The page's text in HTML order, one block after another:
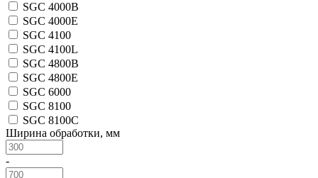
SGC 4000B
SGC 4000E
SGC 4100
SGC 4100L
SGC 4800B
SGC 4800E
SGC 6000
SGC 8100
SGC 8100C
Ширина обработки, мм
-